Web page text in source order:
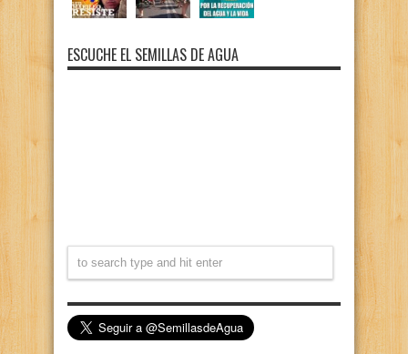
ESCUCHE EL SEMILLAS DE AGUA